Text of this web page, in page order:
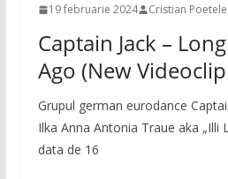
19 februarie 2024 Cristian
Captain Jack –
Ago (New
Grupul german eurodance
Ilka Anna Antonia Traue aka „Illi
data de 16